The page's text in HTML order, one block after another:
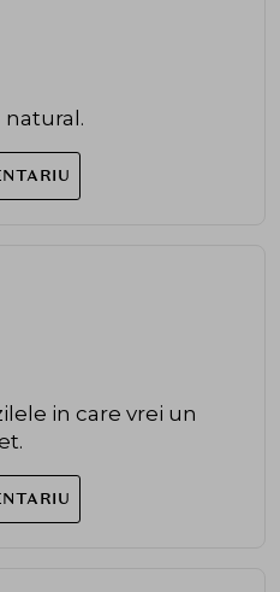
natural.
in care vrei un